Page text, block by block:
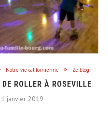
Notre vie californienne Ze blog
ROLLER À ROSEVILLE
janvier 2019